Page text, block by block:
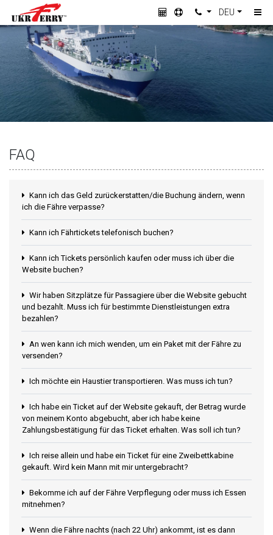
DEU
FAQ
Kann ich das Geld zurückerstatten/die Buchung ändern, wenn
ich die Fähre verpasse?
Kann ich Fährtickets telefonisch buchen?
Kann ich Tickets persönlich kaufen oder muss ich über die
Website buchen?
Wir haben Sitzplätze für Passagiere über die Website gebucht
und bezahlt. Muss ich für bestimmte Dienstleistungen extra
bezahlen?
An wen kann ich mich wenden, um ein Paket mit der Fähre zu
versenden?
Ich möchte ein Haustier transportieren. Was muss ich tun?
Ich habe ein Ticket auf der Website gekauft, der Betrag wurde
von meinem Konto abgebucht, aber ich habe keine
Zahlungsbestätigung für das Ticket erhalten. Was soll ich tun?
Ich reise allein und habe ein Ticket für eine Zweibettkabine
gekauft. Wird kein Mann mit mir untergebracht?
Bekomme ich auf der Fähre Verpflegung oder muss ich Essen
mitnehmen?
Wenn die Fähre nachts (nach 22 Uhr) ankommt, ist es dann